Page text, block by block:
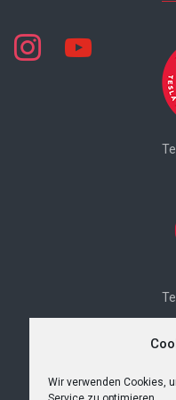
Wir verwenden Cookies,
instagram youtube